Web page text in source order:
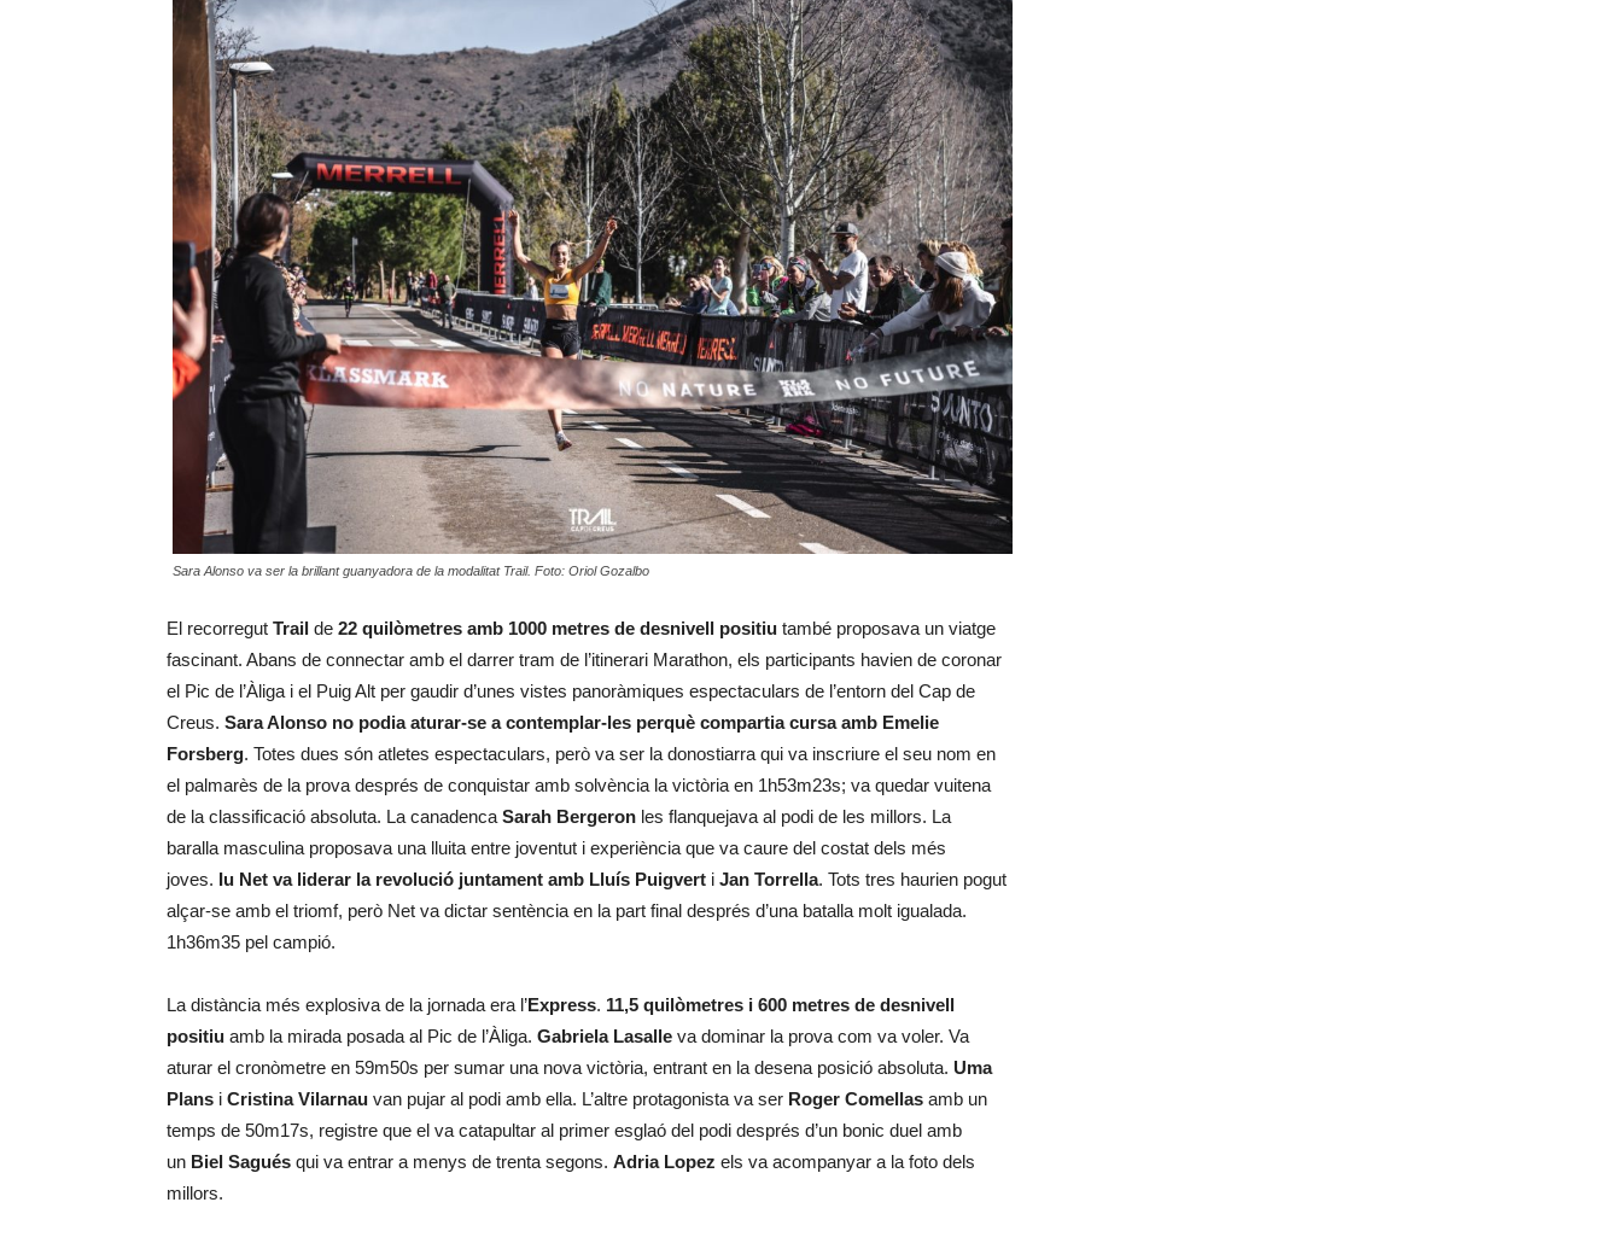
Sara Alonso va ser la brillant guanyadora de la modalitat Trail. Foto: Oriol Gozalbo
El recorregut Trail de 22 quilòmetres amb 1000 metres de desnivell positiu també proposava un viatge
fascinant. Abans de connectar amb el darrer tram de l’itinerari Marathon, els participants havien de coronar
el Pic de l’Àliga i el Puig Alt per gaudir d’unes vistes panoràmiques espectaculars de l’entorn del Cap de
Creus. Sara Alonso no podia aturar-se a contemplar-les perquè compartia cursa amb Emelie
Forsberg. Totes dues són atletes espectaculars, però va ser la donostiarra qui va inscriure el seu nom en
el palmarès de la prova després de conquistar amb solvència la victòria en 1h53m23s; va quedar vuitena
de la classificació absoluta. La canadenca Sarah Bergeron les flanquejava al podi de les millors. La
baralla masculina proposava una lluita entre joventut i experiència que va caure del costat dels més
joves. Iu Net va liderar la revolució juntament amb Lluís Puigvert i Jan Torrella. Tots tres haurien pogut
alçar-se amb el triomf, però Net va dictar sentència en la part final després d’una batalla molt igualada.
1h36m35 pel campió.
La distància més explosiva de la jornada era l’Express. 11,5 quilòmetres i 600 metres de desnivell
positiu amb la mirada posada al Pic de l’Àliga. Gabriela Lasalle va dominar la prova com va voler. Va
aturar el cronòmetre en 59m50s per sumar una nova victòria, entrant en la desena posició absoluta. Uma
Plans i Cristina Vilarnau van pujar al podi amb ella. L’altre protagonista va ser Roger Comellas amb un
temps de 50m17s, registre que el va catapultar al primer esglaó del podi després d’un bonic duel amb
un Biel Sagués qui va entrar a menys de trenta segons. Adria Lopez els va acompanyar a la foto dels
millors.